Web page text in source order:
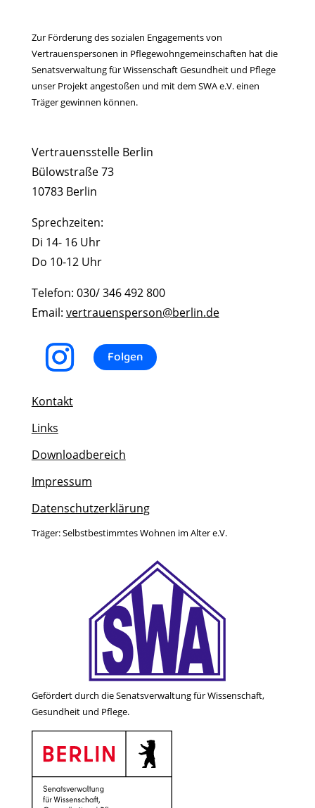
Zur Förderung des sozialen Engagements von
Vertrauenspersonen in Pflegewohngemeinschaften hat die
Senatsverwaltung für Wissenschaft Gesundheit und Pflege
unser Projekt angestoßen und mit dem SWA e.V. einen
Träger gewinnen können.
Vertrauensstelle Berlin
Bülowstraße 73
10783 Berlin
Sprechzeiten:
Di 14- 16 Uhr
Do 10-12 Uhr
Telefon: 030/ 346 492 800
Email: vertrauensperson@berlin.de
Folgen
Kontakt
Links
Downloadbereich
Impressum
Datenschutzerklärung
Träger: Selbstbestimmtes Wohnen im Alter e.V.
Gefördert durch die Senatsverwaltung für Wissenschaft,
Gesundheit und Pflege.